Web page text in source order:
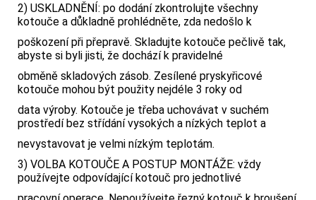
2) USKLADNĚNÍ: po dodání zkontrolujte všechny
kotouče a důkladně prohlédněte, zda nedošlo k
poškození při přepravě. Skladujte kotouče pečlivě tak,
abyste si byli jisti, že dochází k pravidelné
obměně skladových zásob. Zesílené pryskyřicové
kotouče mohou být použity nejdéle 3 roky od
data výroby. Kotouče je třeba uchovávat v suchém
prostředí bez střídání vysokých a nízkých teplot a
nevystavovat je velmi nízkým teplotám.
3) VOLBA KOTOUČE A POSTUP MONTÁŽE: vždy
používejte odpovídající kotouč pro jednotlivé